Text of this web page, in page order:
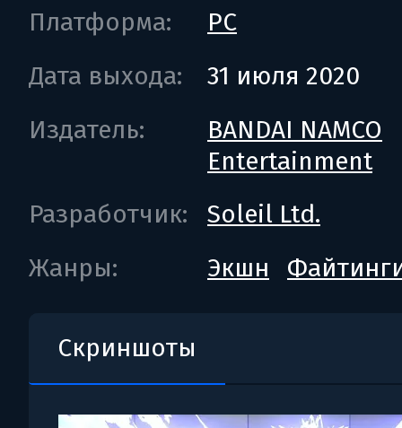
Платформа:
PC
Дата выхода:
31 июля 2020
Издатель:
BANDAI NAMCO
Entertainment
Разработчик:
Soleil Ltd.
Жанры:
Экшн
Скриншоты